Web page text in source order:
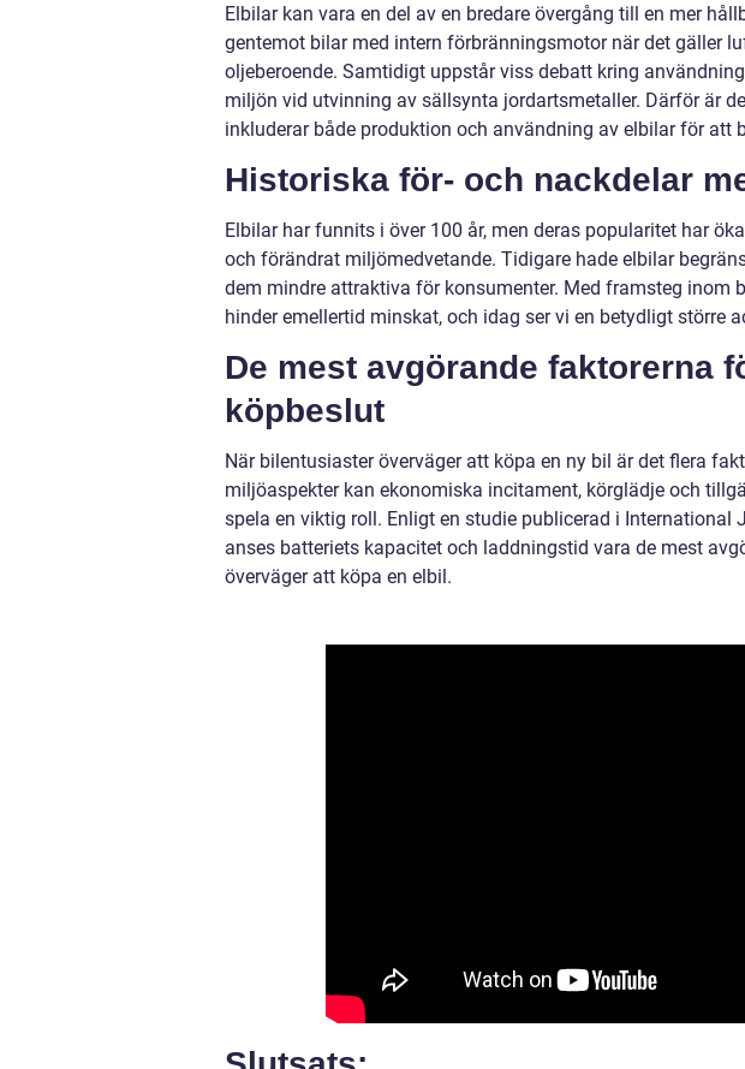
Elbilar kan vara en del av en bredare övergång till en mer
gentemot bilar med intern förbränningsmotor när det gäller
oljeberoende. Samtidigt uppstår viss debatt kring
miljön vid utvinning av sällsynta jordartsmetaller. Därför är
inkluderar både produktion och användning av elbilar för att
Historiska för- och nackdelar
Elbilar har funnits i över 100 år, men deras popularitet har
och förändrat miljömedvetande. Tidigare hade elbilar
dem mindre attraktiva för konsumenter. Med framsteg inom
hinder emellertid minskat, och idag ser vi en betydligt större
De mest avgörande faktorerna
köpbeslut
När bilentusiaster överväger att köpa en ny bil är det flera
miljöaspekter kan ekonomiska incitament, körglädje och
spela en viktig roll. Enligt en studie publicerad i
anses batteriets kapacitet och laddningstid vara de mest
överväger att köpa en elbil.